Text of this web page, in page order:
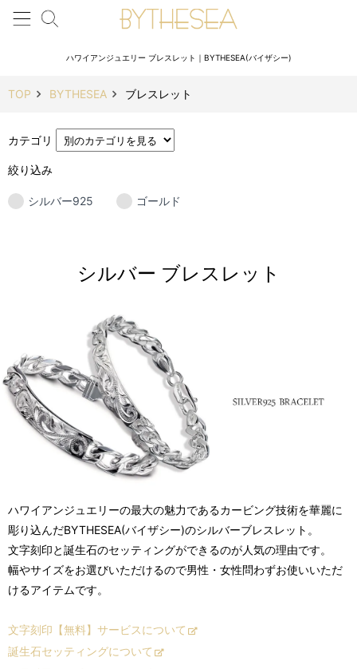
ハワイアンジュエリー ブレスレット｜BYTHESEA(バイザシー)
TOP BYTHESEA ブレスレット
カテゴリ
絞り込み
シルバー925 ゴールド
シルバー ブレスレット
ハワイアンジュエリーの最大の魅力であるカービング技術を華麗に
彫り込んだBYTHESEA(バイザシー)のシルバーブレスレット。
文字刻印と誕生石のセッティングができるのが人気の理由です。
幅やサイズをお選びいただけるので男性・女性問わずお使いいただ
けるアイテムです。
文字刻印【無料】サービスについて
誕生石セッティングについて